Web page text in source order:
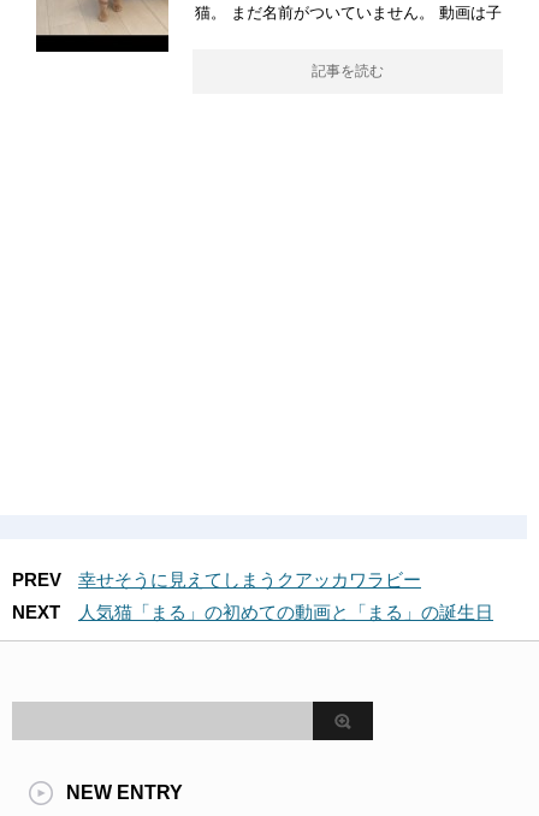
猫。 まだ名前がついていません。 動画は子
記事を読む
PREV
幸せそうに見えてしまうクアッカワラビー
NEXT
人気猫「まる」の初めての動画と「まる」の誕生日
NEW ENTRY